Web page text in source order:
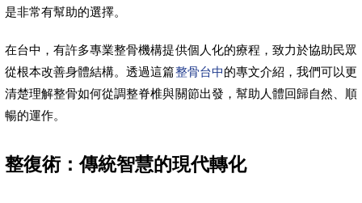
是非常有幫助的選擇。
在台中，有許多專業整骨機構提供個人化的療程，致力於協助民眾
從根本改善身體結構。透過這篇整骨台中的專文介紹，我們可以更
清楚理解整骨如何從調整脊椎與關節出發，幫助人體回歸自然、順
暢的運作。
整復術：傳統智慧的現代轉化